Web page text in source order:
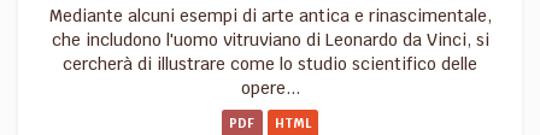
Mediante alcuni esempi di arte antica e rinascimentale,
che includono l'uomo vitruviano di Leonardo da Vinci, si
cercherà di illustrare come lo studio scientifico delle
opere...
PDF HTML